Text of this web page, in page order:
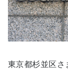
東京都杉並区さ